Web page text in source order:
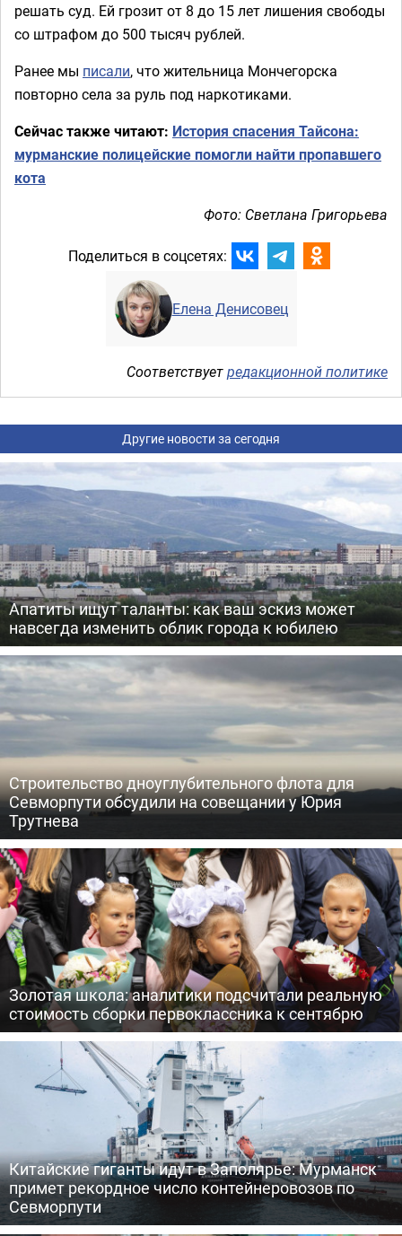
решать суд. Ей грозит от 8 до 15 лет лишения свободы
со штрафом до 500 тысяч рублей.
Ранее мы писали, что жительница Мончегорска
повторно села за руль под наркотиками.
Сейчас также читают: История спасения Тайсона:
мурманские полицейские помогли найти пропавшего
кота
Фото: Светлана Григорьева
Поделиться в соцсетях:
Елена Денисовец
Соответствуетредакционной политике
Другие новости за сегодня
Апатиты ищут таланты: как ваш эскиз может
навсегда изменить облик города к юбилею
Строительство дноуглубительного флота для
Севморпути обсудили на совещании у Юрия
Трутнева
Золотая школа: аналитики подсчитали реальную
стоимость сборки первоклассника к сентябрю
Китайские гиганты идут в Заполярье: Мурманск
примет рекордное число контейнеровозов по
Севморпути